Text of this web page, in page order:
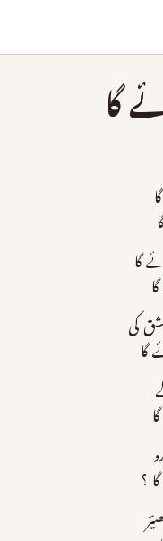
گا
گا
کی
گا
؟